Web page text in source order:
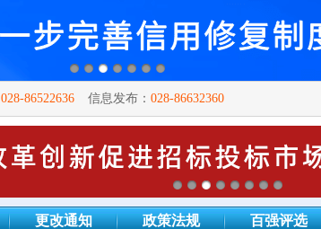
028-86522636 信息发布： 028-86632360
更改通知 政策法规 百强评选